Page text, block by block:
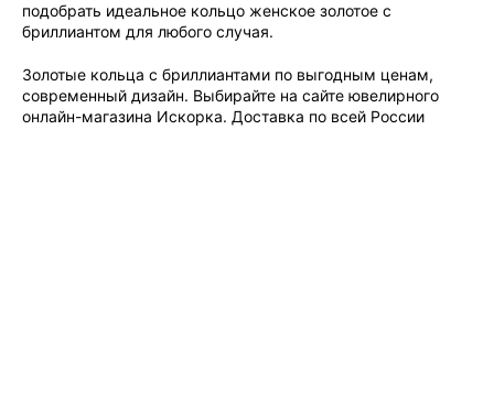
подобрать идеальное кольцо женское золотое с
бриллиантом для любого случая.
Золотые кольца с бриллиантами по выгодным ценам,
современный дизайн. Выбирайте на сайте ювелирного
онлайн-магазина Искорка. Доставка по всей России